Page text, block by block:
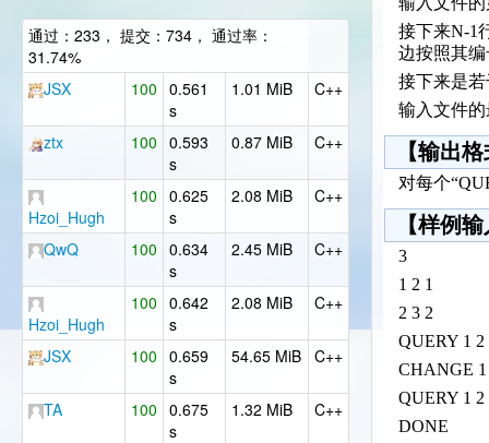
通过：233， 提交：734， 通过率：
31.74%
JSX
100 0.561
s
1.01 MiB C++
ztx 100 0.593
s
0.87 MiB C++
Hzoi_Hugh
100 0.625
s
2.08 MiB C++
QwQ 100 0.634
s
2.45 MiB C++
Hzoi_Hugh
100 0.642
s
2.08 MiB C++
JSX 100 0.659
s
54.65 MiB C++
TA 100 0.675
s
1.32 MiB C++
接下来N-1
边按照其
接下来是
输入文件
【输出
对每个
【样例
3
1 2 1
2 3 2
QUERY 1 2
CHANGE 1
QUERY 1 2
DONE